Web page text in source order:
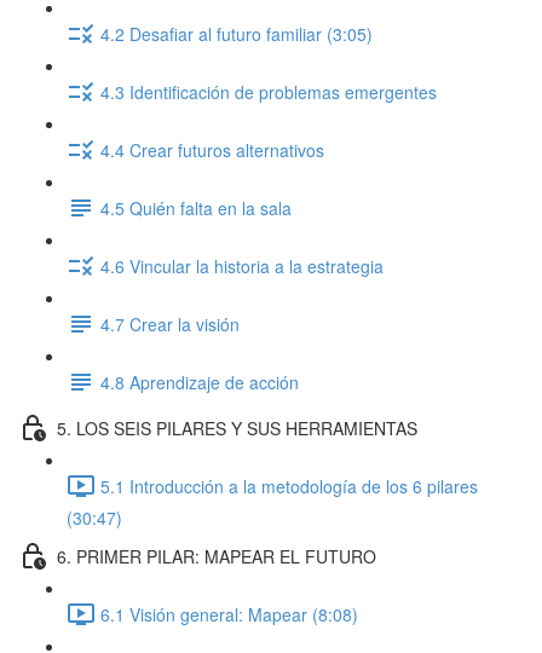
4.2 Desafiar al futuro familiar (3:05)
4.3 Identificación de problemas emergentes
4.4 Crear futuros alternativos
4.5 Quién falta en la sala
4.6 Vincular la historia a la estrategia
4.7 Crear la visión
4.8 Aprendizaje de acción
5. LOS SEIS PILARES Y SUS HERRAMIENTAS
5.1 Introducción a la metodología de los 6 pilares
(30:47)
6. PRIMER PILAR: MAPEAR EL FUTURO
6.1 Visión general: Mapear (8:08)